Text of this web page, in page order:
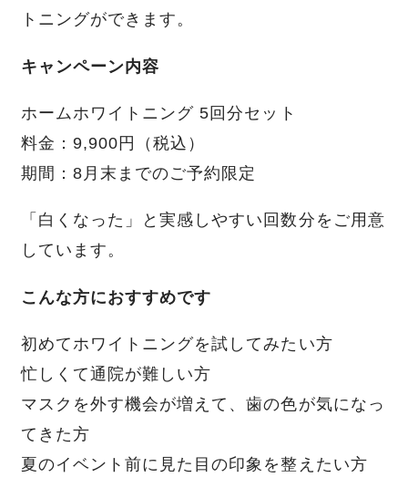
トニングができます。
キャンペーン内容
ホームホワイトニング 5回分セット
料金：9,900円（税込）
期間：8月末までのご予約限定
「白くなった」と実感しやすい回数分をご用意
しています。
こんな方におすすめです
初めてホワイトニングを試してみたい方
忙しくて通院が難しい方
マスクを外す機会が増えて、歯の色が気になっ
てきた方
夏のイベント前に見た目の印象を整えたい方